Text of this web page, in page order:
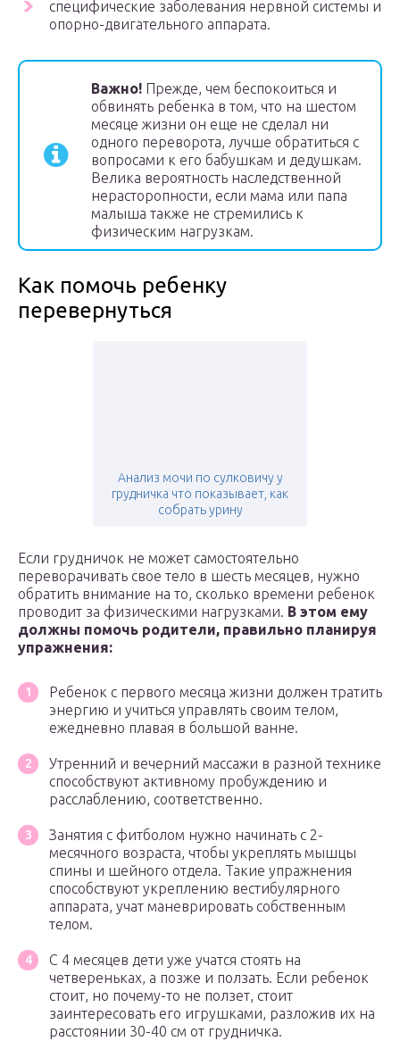
специфические заболевания нервной системы и
опорно-двигательного аппарата.
Важно! Прежде, чем беспокоиться и
обвинять ребенка в том, что на шестом
месяце жизни он еще не сделал ни
одного переворота, лучше обратиться с
вопросами к его бабушкам и дедушкам.
Велика вероятность наследственной
нерасторопности, если мама или папа
малыша также не стремились к
физическим нагрузкам.
Как помочь ребенку
перевернуться
Анализ мочи по сулковичу у
грудничка что показывает, как
собрать урину
Если грудничок не может самостоятельно
переворачивать свое тело в шесть месяцев, нужно
обратить внимание на то, сколько времени ребенок
проводит за физическими нагрузками. В этом ему
должны помочь родители, правильно планируя
упражнения:
Ребенок с первого месяца жизни должен тратить
энергию и учиться управлять своим телом,
ежедневно плавая в большой ванне.
Утренний и вечерний массажи в разной технике
способствуют активному пробуждению и
расслаблению, соответственно.
Занятия с фитболом нужно начинать с 2-
месячного возраста, чтобы укреплять мышцы
спины и шейного отдела. Такие упражнения
способствуют укреплению вестибулярного
аппарата, учат маневрировать собственным
телом.
С 4 месяцев дети уже учатся стоять на
четвереньках, а позже и ползать. Если ребенок
стоит, но почему-то не ползет, стоит
заинтересовать его игрушками, разложив их на
расстоянии 30-40 см от грудничка.